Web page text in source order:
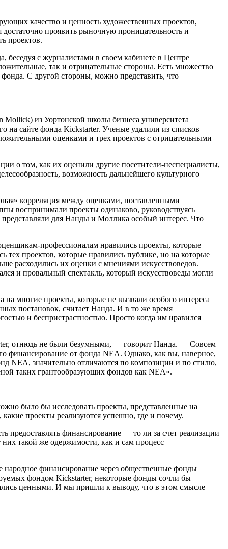
качество и ценность художественных проектов,
проявить рыночную проницательность и
проектов.
с журналистами в своем кабинете в Центре
так и отрицательные стороны. Есть множество
С другой стороны, можно представить, что
из Уортонской школы бизнеса университета
на сайте фонда Kickstarter. Ученые удалили из списков
оценками и трех проектов с отрицательными
о том, как их оценили другие посетители-неспециалисты,
возможность дальнейшего культурного
корреляция между оценками, поставленными
воспринимали проекты одинаково, руководствуясь
для Нанды и Моллика особый интерес. Что
профессионалам нравились проекты, которые
проектов, которые нравились публике, но на которые
расходились их оценки с мнениями искусствоведов.
и провальный спектакль, который искусствоведы могли
многие проекты, которые не вызвали особого интереса
постановок, считает Нанда. И в то же время
и беспристрастностью. Просто когда им нравился
отнюдь не были безумными, — говорит Нанда. — Совсем
финансирование от фонда NEA. Однако, как вы, наверное,
NEA, значительно отличаются по композиции и по стилю,
таких грантообразующих фондов как NEA».
было бы исследовать проекты, представленные на
проекты реализуются успешно, где и почему.
финансирование — то ли за счет реализации
них такой же одержимости, как и сам процесс
финансирование через общественные фонды
фондом Kickstarter, некоторые фонды сочли бы
ценными. И мы пришли к выводу, что в этом смысле